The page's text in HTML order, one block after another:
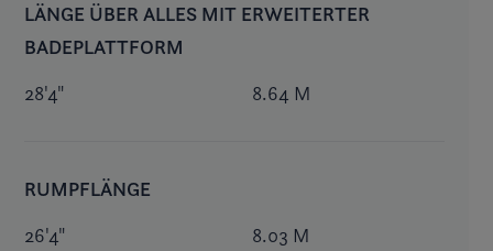
LÄNGE ÜBER ALLES MIT ERWEITERTER
BADEPLATTFORM
28'4" 8.64 M
RUMPFLÄNGE
26'4" 8.03 M